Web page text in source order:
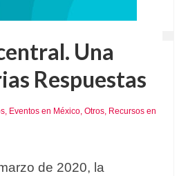
Una
Respuestas
, Eventos en México, Otros, Recursos en
de 2020, la